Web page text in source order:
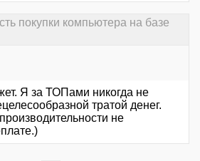
покупки компьютера на базе
Я за ТОПами никогда не
тратой денег.
не